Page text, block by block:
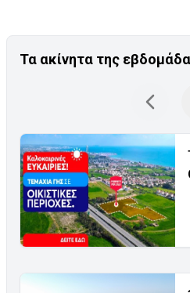
Τα ακίνητα της